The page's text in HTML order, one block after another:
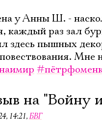
у Анны Ш. -
каждый раз зал
здесь пышных
Мне
на "Войну
14:21,БВГ